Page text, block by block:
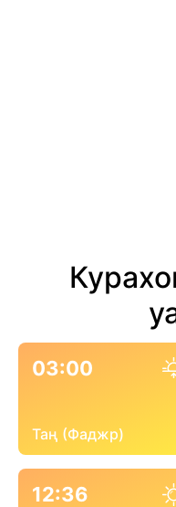
03:00
Таң (Фаджр)
12:36